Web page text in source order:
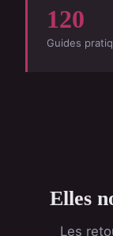
120
Guides
Elles
Les